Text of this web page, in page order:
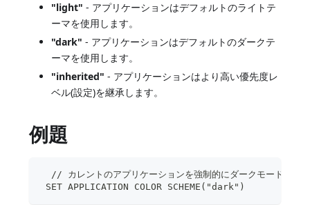
"light" - アプリケーションはデフォルトのライトテ
ーマを使用します。
"dark" - アプリケーションはデフォルトのダークテ
ーマを使用します。
"inherited" - アプリケーションはより高い優先度レ
ベル(設定)を継承します。
例題
// カレントのアプリケーションを強制的にダークモードに変
SET APPLICATION COLOR SCHEME("dark")